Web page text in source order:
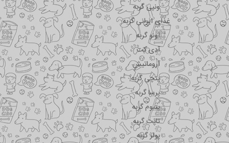
ونپی گربه
غذای ایرانی گربه
اونو گربه
آدی کت
آروماتیش
پتچی گربه
پرسا گربه
پتیوم گربه
تاپت گربه
پولر گربه